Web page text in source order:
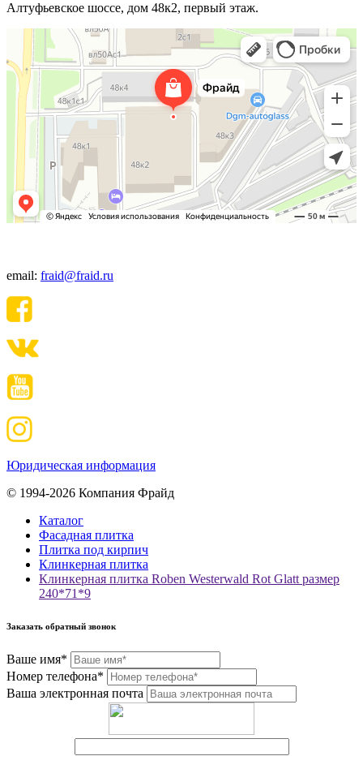
Алтуфьевское шоссе, дом 48к2, первый этаж.
email: fraid@fraid.ru
Юридическая информация
© 1994-2026 Компания Фрайд
Каталог
Фасадная плитка
Плитка под кирпич
Клинкерная плитка
Клинкерная плитка Roben Westerwald Rot Glatt размер
240*71*9
Заказать обратный звонок
Ваше имя*
Номер телефона*
Ваша электронная почта